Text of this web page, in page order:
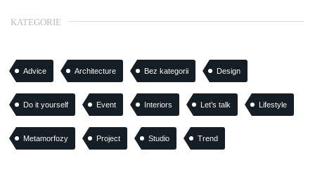
KATEGORIE
Advice Architecture Bez kategorii Design
Do it yourself Event Interiors Let’s talk Lifestyle
Metamorfozy Project Studio Trend